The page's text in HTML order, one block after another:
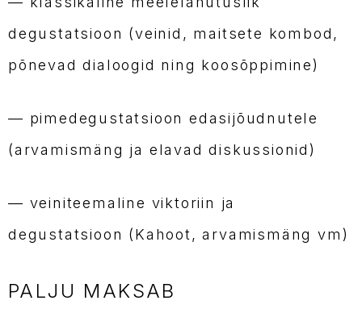
degustatsioon (veinid, maitsete kombod,
põnevad dialoogid ning koosõppimine)
— pimedegustatsioon edasijõudnutele
(arvamismäng ja elavad diskussionid)
— veiniteemaline viktoriin ja
degustatsioon (Kahoot, arvamismäng vm)
PALJU MAKSAB